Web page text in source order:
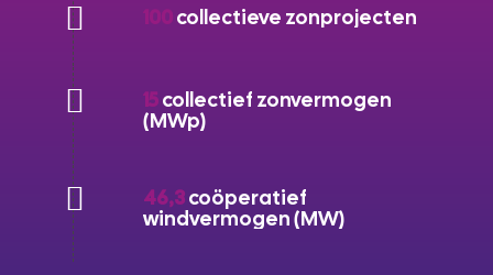
100collectieve zonprojecten
15collectief zonvermogen
(MWp)
46,3coöperatief
windvermogen (MW)